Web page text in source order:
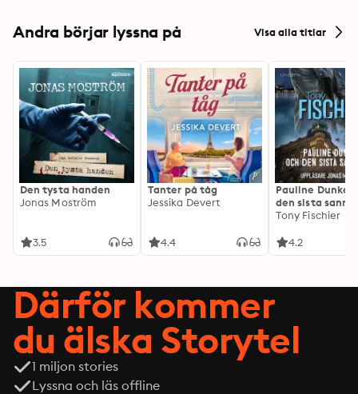
Andra börjar lyssna på Visa alla titlar
Den tysta handen
Jonas Moström
3.5
Tanter på tåg
Jessika Devert
4.4
Pauline Dunker
den sista
Tony Fischier
4.2
Därför kommer
du älska Storytel
1 miljon stories
Lyssna och läs offline